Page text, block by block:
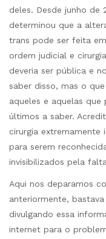
deles. Desde junho de
determinou que a
trans pode ser feita
ordem judicial e
deveria ser pública e
saber disso, mas o
aqueles e aquelas que
últimos a saber.
cirurgia extremamente
para serem
invisibilizados pela
Aqui nos deparamos
anteriormente,
divulgando essa
internet para o